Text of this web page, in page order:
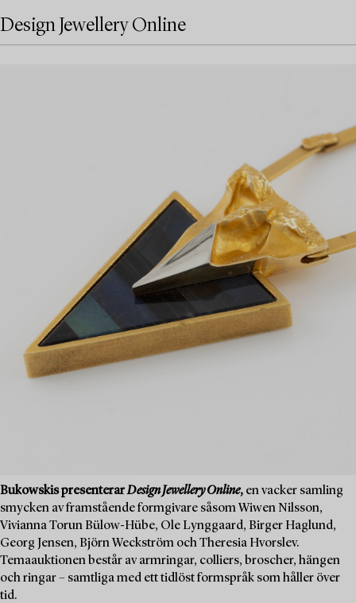
Design Jewellery Online
Bukowskis presenterarDesign Jewellery Online, en vacker samling
smycken av framstående formgivare såsom Wiwen Nilsson,
Vivianna Torun Bülow-Hübe, Ole Lynggaard, Birger Haglund,
Georg Jensen, Björn Weckström och Theresia Hvorslev.
Temaauktionen består av armringar, colliers, broscher, hängen
och ringar – samtliga med ett tidlöst formspråk som håller över
tid.